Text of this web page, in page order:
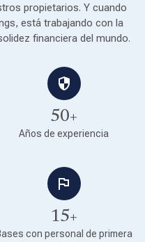
propietarios. Y cuando
está trabajando con la
financiera del mundo.
50+
Años de experiencia
15+
con personal de primera